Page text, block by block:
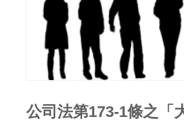
公司法第173-1條之「